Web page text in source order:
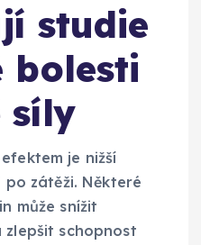
studie
bolesti
síly
je nižší
zátěži. Některé
může snížit
schopnost